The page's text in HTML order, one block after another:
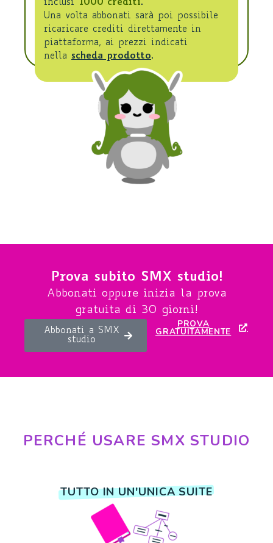
inclusi 1000 crediti.
Una volta abbonati sarà poi possibile
ricaricare crediti direttamente in
piattaforma, ai prezzi indicati
nella scheda prodotto.
Prova subito SMX studio!
Abbonati oppure inizia la prova
gratuita di 30 giorni!
Abbonati a SMX
studio
PROVA
GRATUITAMENTE
PERCHÉ USARE SMX STUDIO
TUTTO IN UN'UNICA SUITE